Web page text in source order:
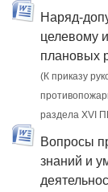
Наряд-
целевому
плановых
(К приказу
раздела XVI
Вопросы
знаний и